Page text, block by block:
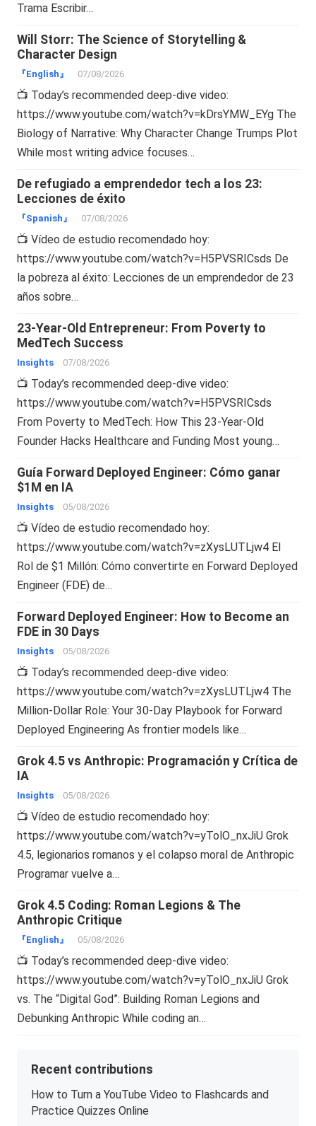
Trama Escribir…
Will Storr: The Science of Storytelling &
Character Design
『English』 07/08/2026
📺 Today’s recommended deep-dive video:
https://www.youtube.com/watch?v=kDrsYMW_EYg The
Biology of Narrative: Why Character Change Trumps Plot
While most writing advice focuses…
De refugiado a emprendedor tech a los 23:
Lecciones de éxito
『Spanish』 07/08/2026
📺 Vídeo de estudio recomendado hoy:
https://www.youtube.com/watch?v=H5PVSRICsds De
la pobreza al éxito: Lecciones de un emprendedor de 23
años sobre…
23-Year-Old Entrepreneur: From Poverty to
MedTech Success
Insights 07/08/2026
📺 Today’s recommended deep-dive video:
https://www.youtube.com/watch?v=H5PVSRICsds
From Poverty to MedTech: How This 23-Year-Old
Founder Hacks Healthcare and Funding Most young…
Guía Forward Deployed Engineer: Cómo ganar
$1M en IA
Insights 05/08/2026
📺 Vídeo de estudio recomendado hoy:
https://www.youtube.com/watch?v=zXysLUTLjw4 El
Rol de $1 Millón: Cómo convertirte en Forward Deployed
Engineer (FDE) de…
Forward Deployed Engineer: How to Become an
FDE in 30 Days
Insights 05/08/2026
📺 Today’s recommended deep-dive video:
https://www.youtube.com/watch?v=zXysLUTLjw4 The
Million-Dollar Role: Your 30-Day Playbook for Forward
Deployed Engineering As frontier models like…
Grok 4.5 vs Anthropic: Programación y Crítica de
IA
Insights 05/08/2026
📺 Vídeo de estudio recomendado hoy:
https://www.youtube.com/watch?v=yTolO_nxJiU Grok
4.5, legionarios romanos y el colapso moral de Anthropic
Programar vuelve a…
Grok 4.5 Coding: Roman Legions & The
Anthropic Critique
『English』 05/08/2026
📺 Today’s recommended deep-dive video:
https://www.youtube.com/watch?v=yTolO_nxJiU Grok
vs. The “Digital God”: Building Roman Legions and
Debunking Anthropic While coding an…
Recent contributions
How to Turn a YouTube Video to Flashcards and
Practice Quizzes Online